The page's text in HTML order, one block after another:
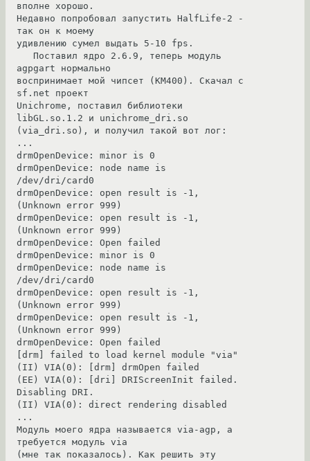
вполне хорошо.
Недавно попробовал запустить HalfLife-2 -
так он к моему
удивлению сумел выдать 5-10 fps.
agpgart нормально
воспринимает мой чипсет (KM400). Скачал с
sf.net проект
Unichrome, поставил библиотеки
libGL.so.1.2 и unichrome_dri.so
(via_dri.so), и получил такой вот лог:
...
drmOpenDevice: minor is 0
drmOpenDevice: node name is
/dev/dri/card0
drmOpenDevice: open result is -1,
(Unknown error 999)
drmOpenDevice: open result is -1,
(Unknown error 999)
drmOpenDevice: Open failed
drmOpenDevice: minor is 0
drmOpenDevice: node name is
/dev/dri/card0
drmOpenDevice: open result is -1,
(Unknown error 999)
drmOpenDevice: open result is -1,
(Unknown error 999)
drmOpenDevice: Open failed
[drm] failed to load kernel module "via"
(II) VIA(0): [drm] drmOpen failed
(EE) VIA(0): [dri] DRIScreenInit failed.
Disabling DRI.
(II) VIA(0): direct rendering disabled
...
Модуль моего ядра называется via-agp, а
требуется модуль via
(мне так показалось). Как решить эту